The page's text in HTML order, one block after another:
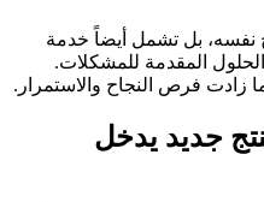
نفسه، بل تشمل أيضاً خدمة
المقدمة للمشكلات.
زادت فرص النجاح والاستمرار.
جديد يدخل